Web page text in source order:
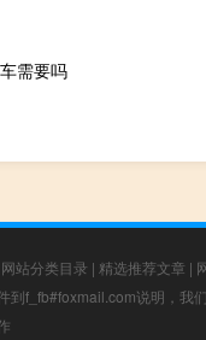
需要吗
网站分类目录 | 精选推荐文章 |
到f_fb#foxmail.com说明，我